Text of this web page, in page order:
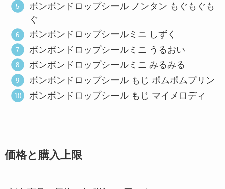
ボンボンドロップシール ノンタン もぐもぐも
ぐ
ボンボンドロップシールミニ しずく
ボンボンドロップシールミニ うるおい
ボンボンドロップシールミニ みるみる
ボンボンドロップシール もじ ポムポムプリン
ボンボンドロップシール もじ マイメロディ
価格と購入上限